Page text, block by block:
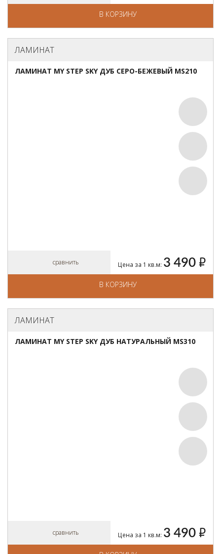
В КОРЗИНУ
ЛАМИНАТ
ЛАМИНАТ MY STEP SKY ДУБ СЕРО-БЕЖЕВЫЙ MS210
сравнить Цена за 1 кв.м: 3 490 руб.
В КОРЗИНУ
ЛАМИНАТ
ЛАМИНАТ MY STEP SKY ДУБ НАТУРАЛЬНЫЙ MS310
сравнить Цена за 1 кв.м: 3 490 руб.